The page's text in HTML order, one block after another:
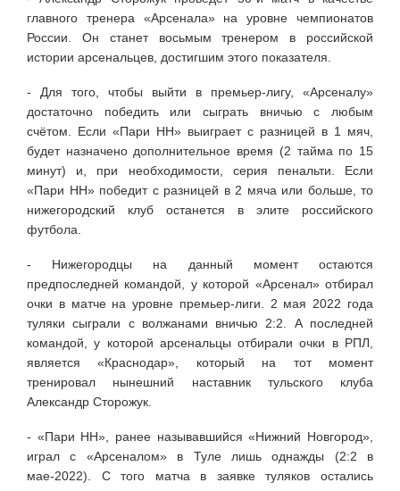
главного тренера «Арсенала» на уровне чемпионатов
России. Он станет восьмым тренером в российской
истории арсенальцев, достигшим этого показателя.
- Для того, чтобы выйти в премьер-лигу, «Арсеналу»
достаточно победить или сыграть вничью с любым
счётом. Если «Пари НН» выиграет с разницей в 1 мяч,
будет назначено дополнительное время (2 тайма по 15
минут) и, при необходимости, серия пенальти. Если
«Пари НН» победит с разницей в 2 мяча или больше, то
нижегородский клуб останется в элите российского
футбола.
- Нижегородцы на данный момент остаются
предпоследней командой, у которой «Арсенал» отбирал
очки в матче на уровне премьер-лиги. 2 мая 2022 года
туляки сыграли с волжанами вничью 2:2. А последней
командой, у которой арсенальцы отбирали очки в РПЛ,
является «Краснодар», который на тот момент
тренировал нынешний наставник тульского клуба
Александр Сторожук.
- «Пари НН», ранее называвшийся «Нижний Новгород»,
играл с «Арсеналом» в Туле лишь однажды (2:2 в
мае-2022). С того матча в заявке туляков остались